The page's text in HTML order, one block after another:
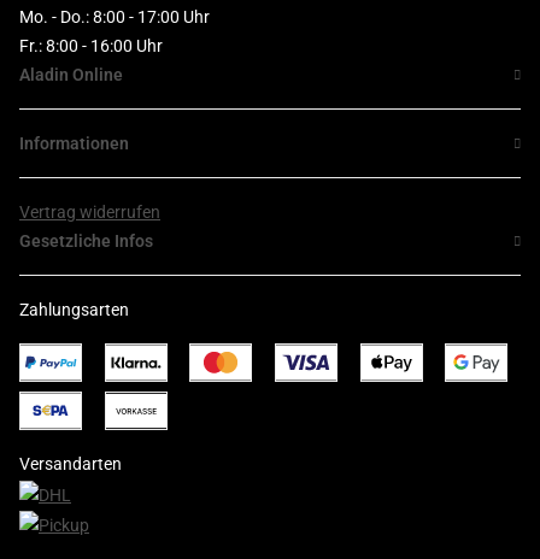
Mo. - Do.: 8:00 - 17:00 Uhr
Fr.: 8:00 - 16:00 Uhr
Aladin Online
Informationen
Vertrag widerrufen
Gesetzliche Infos
Zahlungsarten
Versandarten